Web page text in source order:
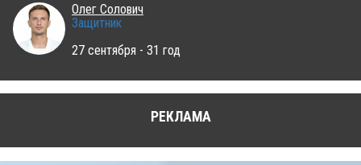
Олег Солович
Защитник
27 сентября - 31 год
РЕКЛАМА